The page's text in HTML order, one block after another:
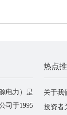
电力）是
司于1995
热点
关于我
投资者